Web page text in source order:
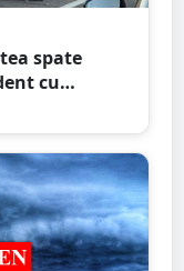
spate
cu
Mare